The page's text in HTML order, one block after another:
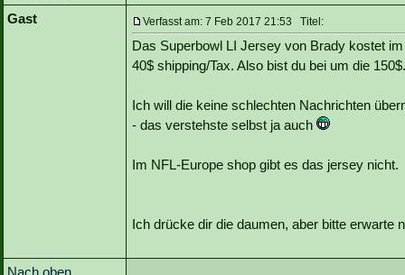
Gast
Verfasst am: 7 Feb 2017 21:53 Titel:
Das Superbowl LI Jersey von Brady kostet
40$ shipping/Tax. Also bist du bei um die 150$.
Ich will die keine schlechten Nachrichten
- das verstehste selbst ja auch
Im NFL-Europe shop gibt es das jersey nicht.
Ich drücke dir die daumen, aber bitte erwarte